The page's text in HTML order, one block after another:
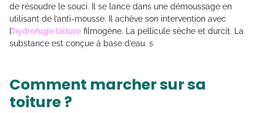
de résoudre le souci. Il se lance dans une démoussage en
utilisant de l’anti-mousse. Il achève son intervention avec
l’hydrofuge toiture filmogène. La pellicule sèche et durcit. La
substance est conçue à base d’eau. s
Comment marcher sur sa
toiture ?